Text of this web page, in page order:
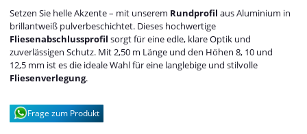
Setzen Sie helle Akzente – mit unserem Rundprofil aus Aluminium in
brillantweiß pulverbeschichtet. Dieses hochwertige
Fliesenabschlussprofil sorgt für eine edle, klare Optik und
zuverlässigen Schutz. Mit 2,50 m Länge und den Höhen 8, 10 und
12,5 mm ist es die ideale Wahl für eine langlebige und stilvolle
Fliesenverlegung.
Frage zum Produkt